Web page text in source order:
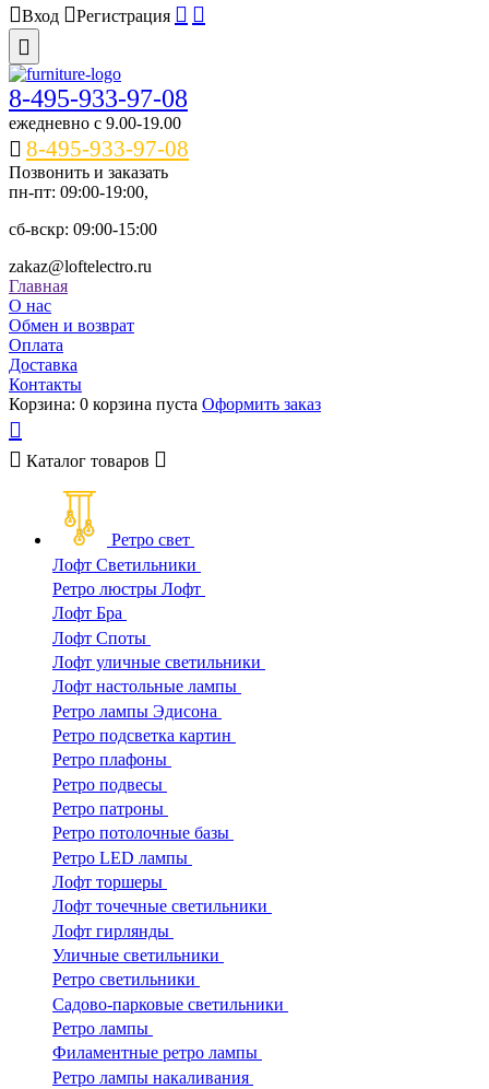
Вход
Регистрация
8-495-933-97-08
ежедневно c 9.00-19.00
8-495-933-97-08
Позвонить и заказать
пн-пт: 09:00-19:00,
сб-вскр: 09:00-15:00
zakaz@loftelectro.ru
Главная
О нас
Обмен и возврат
Оплата
Доставка
Контакты
Корзина: 0 корзина пуста Оформить заказ
Каталог товаров
Ретро свет
Лофт Светильники
Ретро люстры Лофт
Лофт Бра
Лофт Споты
Лофт уличные светильники
Лофт настольные лампы
Ретро лампы Эдисона
Ретро подсветка картин
Ретро плафоны
Ретро подвесы
Ретро патроны
Ретро потолочные базы
Ретро LED лампы
Лофт торшеры
Лофт точечные светильники
Лофт гирлянды
Уличные светильники
Ретро светильники
Садово-парковые светильники
Ретро лампы
Филаментные ретро лампы
Ретро лампы накаливания